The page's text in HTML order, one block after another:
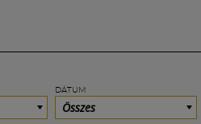
DÁTUM
Összes